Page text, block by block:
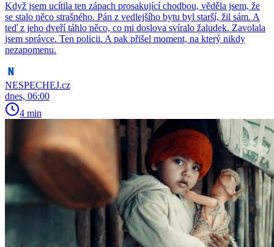
Když jsem ucítila ten zápach prosakující chodbou, věděla jsem, že
se stalo něco strašného. Pán z vedlejšího bytu byl starší, žil sám. A
teď z jeho dveří táhlo něco, co mi doslova svíralo žaludek. Zavolala
jsem správce. Ten policii. A pak přišel moment, na který nikdy
nezapomenu.
NESPECHEJ.cz
dnes, 06:00
4 min